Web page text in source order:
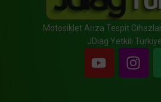
Motosiklet Arıza Tespit
JDiag Yetkili